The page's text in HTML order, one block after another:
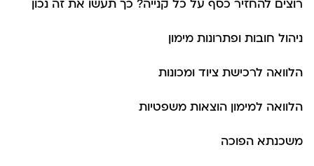
רוצים להחזיר כסף על כל קנייה? כך תעשו את זה נכון
ניהול חובות ופתרונות מימון
הלוואה לרכישת ציוד ומכונות
הלוואה למימון הוצאות משפטיות
משכנתא הפוכה